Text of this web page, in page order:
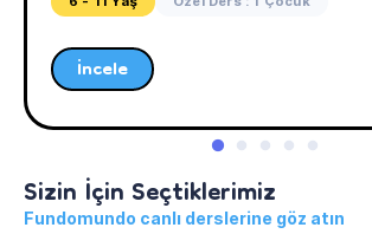
İncele
Sizin İçin Seçtiklerimiz
Fundomundo canlı derslerine göz atın